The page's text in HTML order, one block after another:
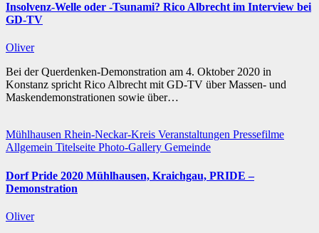
Insolvenz-Welle oder -Tsunami? Rico Albrecht im Interview bei
GD-TV
Oliver
Bei der Querdenken-Demonstration am 4. Oktober 2020 in
Konstanz spricht Rico Albrecht mit GD-TV über Massen- und
Maskendemonstrationen sowie über…
Mühlhausen Rhein-Neckar-Kreis Veranstaltungen Pressefilme
Allgemein Titelseite Photo-Gallery Gemeinde
Dorf Pride 2020 Mühlhausen, Kraichgau, PRIDE –
Demonstration
Oliver